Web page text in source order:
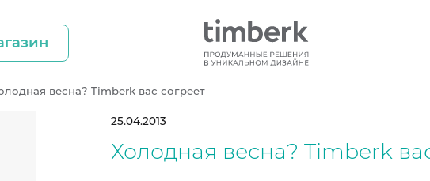
весна? Timberk вас согреет
25.04.2013
Холодная весна? Timberk